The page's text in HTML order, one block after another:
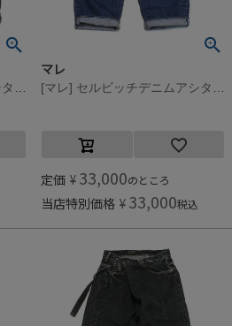
マレ
定価 ¥ 33,000のところ
当店特別価格 ¥ 33,000税込